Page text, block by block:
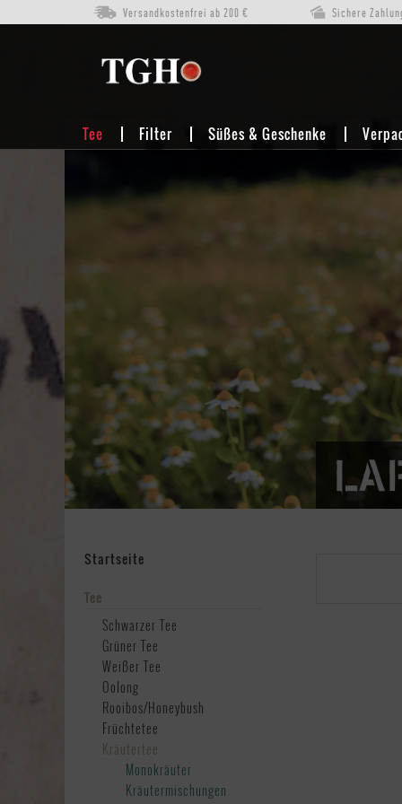
Versandkostenfrei ab 200 € Sichere
Tee Filter Süßes & Geschenke
TEE KRÄUTERTEE LAPACHO
Startseite
Tee
Schwarzer Tee
Grüner Tee
Weißer Tee
Oolong
Rooibos/Honeybush
Früchtetee
Kräutertee
Monokräuter
Kräutermischungen